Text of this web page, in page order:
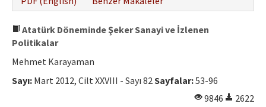
Atatürk Döneminde Şeker Sanayi ve İzlenen
Politikalar
Mehmet Karayaman
Sayı: Mart 2012, Cilt XXVIII - Sayı 82Sayfalar:53-96
9846
2622